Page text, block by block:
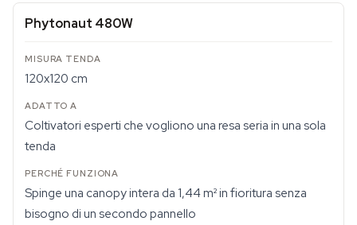
Phytonaut 480W
120x120 cm
Coltivatori esperti che vogliono una resa seria in una sola
tenda
Spinge una canopy intera da 1,44 m² in fioritura senza
bisogno di un secondo pannello